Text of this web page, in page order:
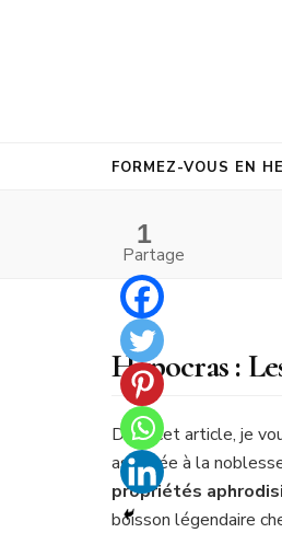
FORMEZ-VOUS EN
Hypocras :
Dans cet article, je
associée à la
propriétés
boisson légendaire
1
Partage